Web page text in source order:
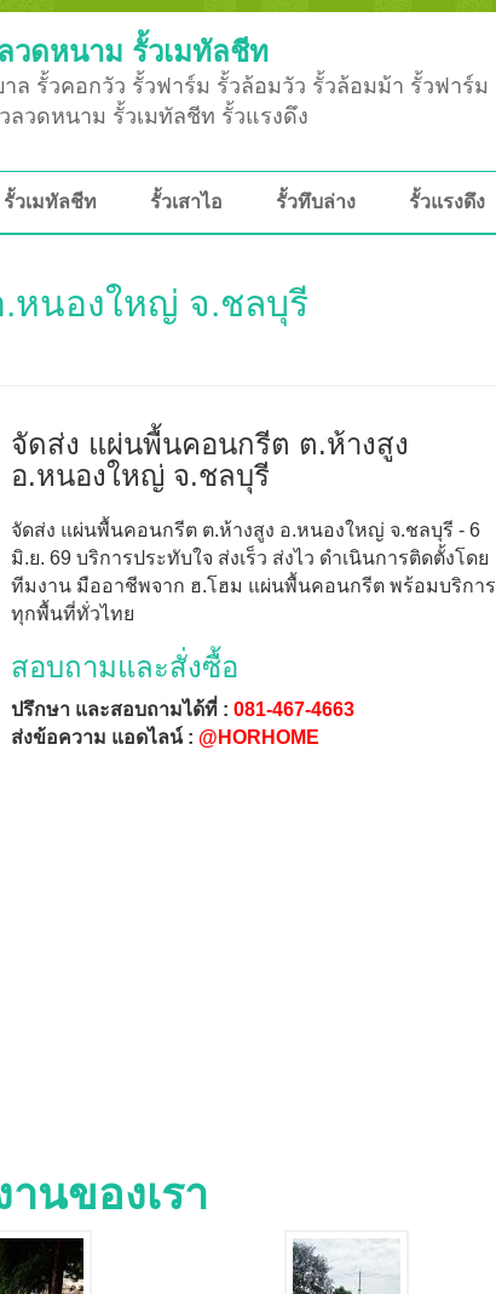
วดหนาม รั้วเมทัลชีท
ล รั้วคอกวัว รั้วฟาร์ม รั้วล้อมวัว รั้วล้อมม้า รั้วฟาร์ม
ลวดหนาม รั้วเมทัลชีท รั้วแรงดึง
รั้วเมทัลชีท รั้วเสาไอ รั้วทึบล่าง รั้วแรงดึง
หนองใหญ่ จ.ชลบุรี
จัดส่ง แผ่นพื้นคอนกรีต ต.ห้างสูง
อ.หนองใหญ่ จ.ชลบุรี
จัดส่ง แผ่นพื้นคอนกรีต ต.ห้างสูง อ.หนองใหญ่ จ.ชลบุรี - 6
มิ.ย. 69 บริการประทับใจ ส่งเร็ว ส่งไว ดำเนินการติดตั้งโดย
ทีมงาน มืออาชีพจาก ฮ.โฮม แผ่นพื้นคอนกรีต พร้อมบริการ
ทุกพื้นที่ทั่วไทย
สอบถามและสั่งซื้อ
ปรึกษา และสอบถามได้ที่ : 081-467-4663
ส่งข้อความ แอดไลน์ : @HORHOME
นของเรา